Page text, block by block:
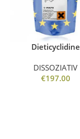
Dieticyclidine
DISSOZIATIV
€197.00